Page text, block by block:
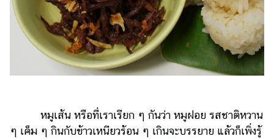
บันเทิง
เกาหลี
ไตล์
วง
หมูเส้น หรือที่เราเรียก ๆ กันว่า หมูฝอย รสชาติหวาน
ๆ เค็ม ๆ กินกับข้าวเหนียวร้อน ๆ เกินจะบรรยาย แล้วก็เพิ่งรู้